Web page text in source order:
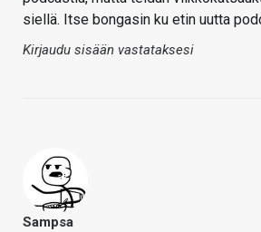
siellä. Itse bongasin ku etin uutta
Kirjaudu sisään vastataksesi
Sampsa